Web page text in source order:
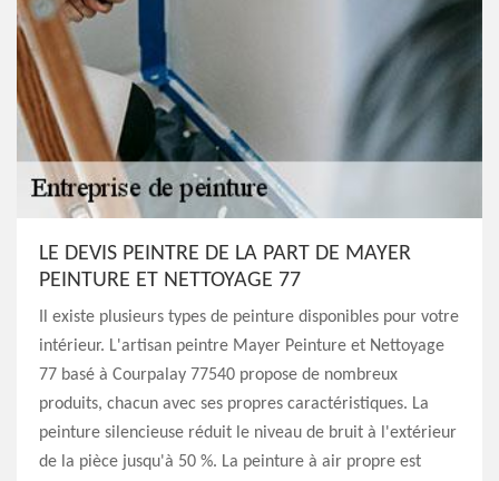
LE DEVIS PEINTRE DE LA PART DE MAYER
PEINTURE ET NETTOYAGE 77
Il existe plusieurs types de peinture disponibles pour votre
intérieur. L'artisan peintre Mayer Peinture et Nettoyage
77 basé à Courpalay 77540 propose de nombreux
produits, chacun avec ses propres caractéristiques. La
peinture silencieuse réduit le niveau de bruit à l'extérieur
de la pièce jusqu'à 50 %. La peinture à air propre est